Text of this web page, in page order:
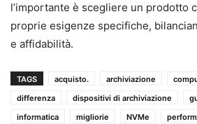
l’importante è scegliere un prodotto
proprie esigenze specifiche,
e affidabilità.
TAGS acquisto. archiviazione
differenza
dispositivi di archiviazione
informatica
migliorie NVMe